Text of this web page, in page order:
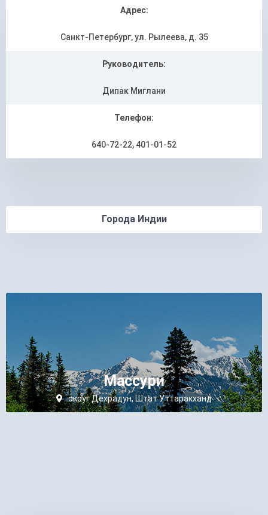
Адрес:
Санкт-Петербург, ул. Рылеева, д. 35
Руководитель:
Дипак Миглани
Телефон:
640-72-22, 401-01-52
Города Индии
Массури
округ Дехрадун, Штат Уттаракханд